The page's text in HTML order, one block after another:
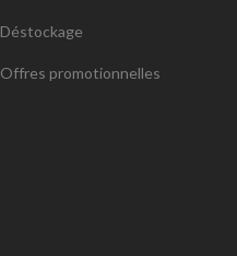
Déstockage
Offres promotionnelles